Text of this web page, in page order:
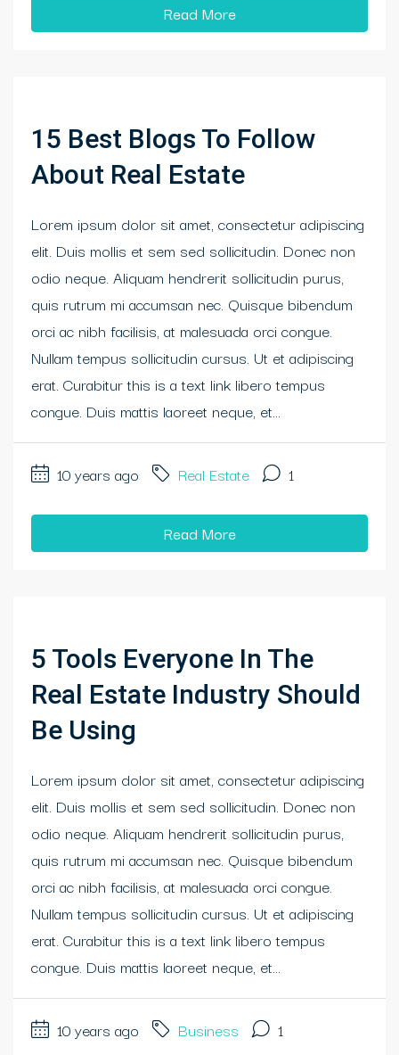
Read More
15 Best Blogs To Follow
About Real Estate
Lorem ipsum dolor sit amet, consectetur adipiscing
elit. Duis mollis et sem sed sollicitudin. Donec non
odio neque. Aliquam hendrerit sollicitudin purus,
quis rutrum mi accumsan nec. Quisque bibendum
orci ac nibh facilisis, at malesuada orci congue.
Nullam tempus sollicitudin cursus. Ut et adipiscing
erat. Curabitur this is a text link libero tempus
congue. Duis mattis laoreet neque, et...
10 years ago Real Estate 1
Read More
5 Tools Everyone In The
Real Estate Industry Should
Be Using
Lorem ipsum dolor sit amet, consectetur adipiscing
elit. Duis mollis et sem sed sollicitudin. Donec non
odio neque. Aliquam hendrerit sollicitudin purus,
quis rutrum mi accumsan nec. Quisque bibendum
orci ac nibh facilisis, at malesuada orci congue.
Nullam tempus sollicitudin cursus. Ut et adipiscing
erat. Curabitur this is a text link libero tempus
congue. Duis mattis laoreet neque, et...
10 years ago Business 1